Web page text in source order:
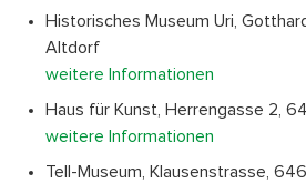
Historisches Museum Uri,
Altdorf
weitere Informationen
Haus für Kunst, Herrengasse 2,
weitere Informationen
Tell-Museum, Klausenstrasse,